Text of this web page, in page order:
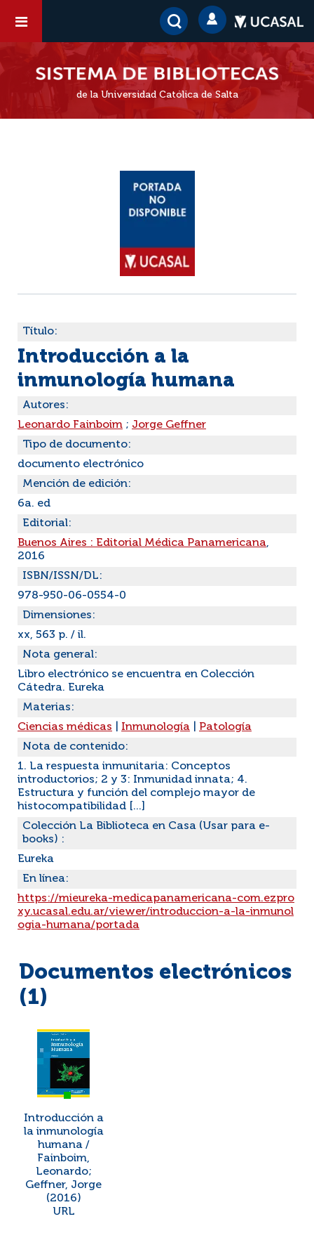
de la Universidad Católica de Salta
Título:
Introducción a la
inmunología humana
Autores:
Leonardo Fainboim ; Jorge Geffner
Tipo de documento:
documento electrónico
Mención de edición:
6a. ed
Editorial:
Buenos Aires : Editorial Médica Panamericana,
2016
ISBN/ISSN/DL:
978-950-06-0554-0
Dimensiones:
xx, 563 p. / il.
Nota general:
Libro electrónico se encuentra en Colección
Cátedra. Eureka
Materias:
Ciencias médicas
Inmunología
Patología
Nota de contenido:
1. La respuesta inmunitaria: Conceptos
introductorios; 2 y 3: Inmunidad innata; 4.
Estructura y función del complejo mayor de
histocompatibilidad [...]
Colección La Biblioteca en Casa (Usar para e-
books) :
Eureka
En línea:
https://mieureka-medicapanamericana-com.ezpro
xy.ucasal.edu.ar/viewer/introduccion-a-la-inmunol
ogia-humana/portada
Documentos electrónicos
(1)
Introducción a
la inmunología
humana /
Fainboim,
Leonardo;
Geffner, Jorge
(2016)
URL